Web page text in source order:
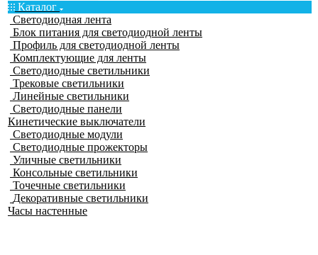
Каталог
Светодиодная лента
Блок питания для светодиодной ленты
Профиль для светодиодной ленты
Комплектующие для ленты
Светодиодные светильники
Трековые светильники
Линейные светильники
Светодиодные панели
Кинетические выключатели
Светодиодные модули
Светодиодные прожекторы
Уличные светильники
Консольные светильники
Точечные светильники
Декоративные светильники
Часы настенные